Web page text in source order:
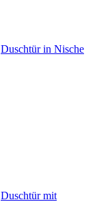
Duschtür in Nische
Duschtür mit